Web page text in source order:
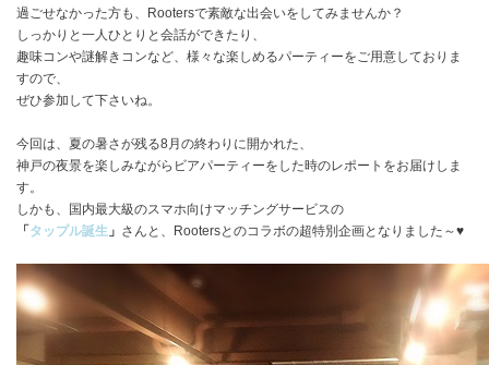
過ごせなかった方も、Rootersで素敵な出会いをしてみませんか？
しっかりと一人ひとりと会話ができたり、
趣味コンや謎解きコンなど、様々な楽しめるパーティーをご用意しておりま
すので、
ぜひ参加して下さいね。
今回は、夏の暑さが残る8月の終わりに開かれた、
神戸の夜景を楽しみながらビアパーティーをした時のレポートをお届けしま
す。
しかも、国内最大級のスマホ向けマッチングサービスの
「 タップル誕生 」 さんと、Rootersとのコラボの超特別企画となりました～♥